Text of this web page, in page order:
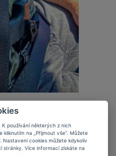
při nošení krátké
používání některých z nich
na „Přijmout vše“. Můžete
Nastavení cookies můžete kdykoliv
stránky. Více informací získáte na